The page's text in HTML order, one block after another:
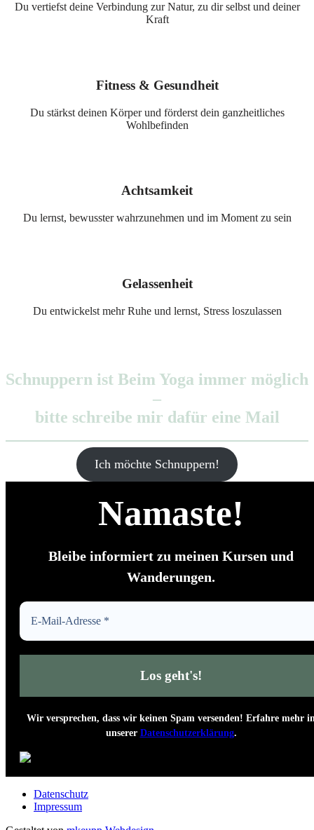
Du vertiefst deine Verbindung zur Natur, zu dir selbst und deiner
Kraft
Fitness & Gesundheit
Du stärkst deinen Körper und förderst dein ganzheitliches
Wohlbefinden
Achtsamkeit
Du lernst, bewusster wahrzunehmen und im Moment zu sein
Gelassenheit
Du entwickelst mehr Ruhe und lernst, Stress loszulassen
Schnuppern ist Beim Yoga immer möglich
–
bitte schreibe mir dafür eine Mail
Ich möchte Schnuppern!
Namaste!
Bleibe informiert zu meinen Kursen und
Wanderungen.
Wir versprechen, dass wir keinen Spam versenden! Erfahre mehr
unserer Datenschutzerklärung.
Datenschutz
Impressum